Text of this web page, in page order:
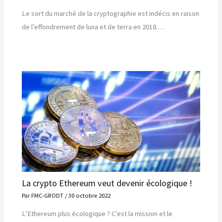
Le sort du marché de la cryptographie est indécis en raison
de l’effondrement de luna et de terra en 2018.…
La crypto Ethereum veut devenir écologique !
ParFMC-GRODT /30 octobre 2022
L’Ethereum plus écologique ? C’est la mission et le